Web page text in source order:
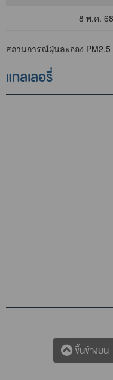
8 พ.ค. 68
สถานการณ์ฝุ่นละออง PM2.5
แกลเลอรี่
ขึ้นข้างบน